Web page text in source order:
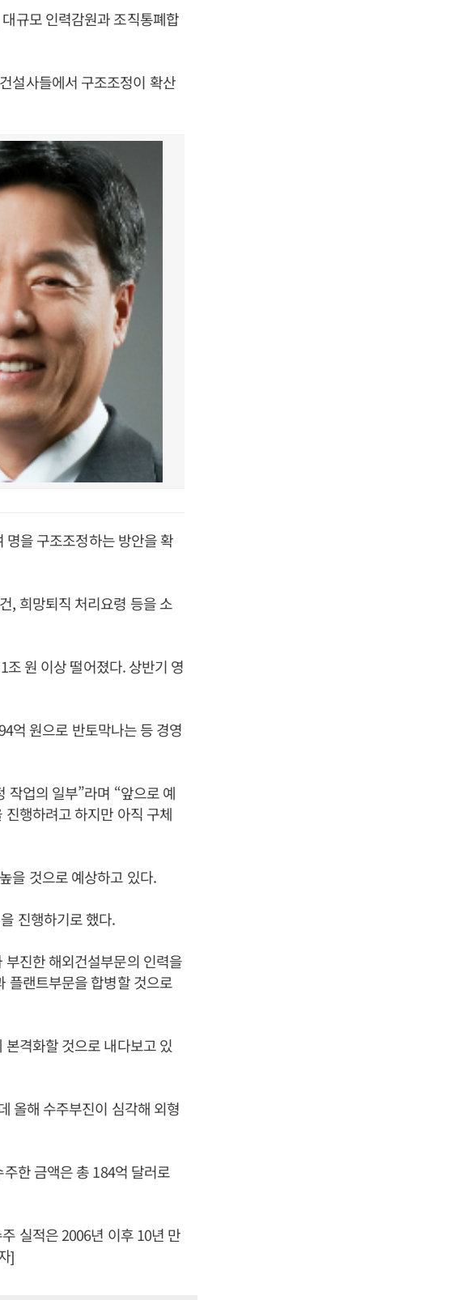
규모 인력감원과 조직통폐합
설사들에서 구조조정이 확산
을 구조조정하는 방안을 확
, 희망퇴직 처리요령 등을 소
원 이상 떨어졌다. 상반기 영
억 원으로 반토막나는 등 경영
작업의 일부”라며 “앞으로 예
행하려고 하지만 아직 구체
을 것으로 예상하고 있다.
진행하기로 했다.
진한 해외건설부문의 인력을
플랜트부문을 합병할 것으로
격화할 것으로 내다보고 있
올해 수주부진이 심각해 외형
한 금액은 총 184억 달러로
실적은 2006년 이후 10년 만
]